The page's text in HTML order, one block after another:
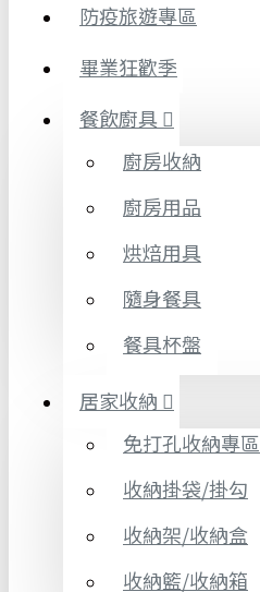
防疫旅遊專區
畢業狂歡季
餐飲廚具
廚房收納
廚房用品
烘焙用具
隨身餐具
餐具杯盤
居家收納
免打孔收納專區
收納掛袋/掛勾
收納架/收納盒
收納籃/收納箱